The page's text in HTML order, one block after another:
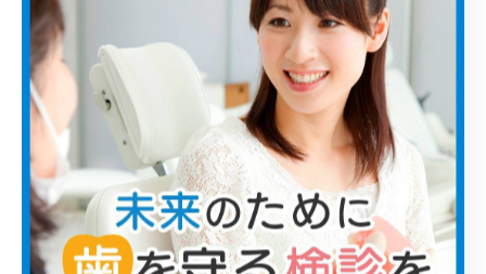
検診を通じた継続的な管理と、患者様一人ひとりの状態
に合わせた丁寧な処置を重視しています。診療は一人ひ
とりに十分な時間を確保できるよう予約制を基本として
いますが、急な違和感や痛みを覚えた際にも、状況を確
認しながら臨機応変に対応できる体制です。歯科の専門
的な視点でお口全体の状態を把握し、皆様が安心して通
院を続けられるよう、状況に合わせた柔軟な対応を加須
市で心がけています。